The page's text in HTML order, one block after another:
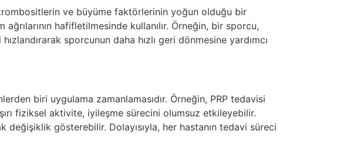
trombositlerin ve büyüme faktörlerinin yoğun olduğu bir
hafifletilmesinde kullanılır. Örneğin, bir sporcu,
sporcunun daha hızlı geri dönmesine yardımcı
biri uygulama zamanlamasıdır. Örneğin, PRP tedavisi
fiziksel aktivite, iyileşme sürecini olumsuz etkileyebilir.
değişiklik gösterebilir. Dolayısıyla, her hastanın tedavi süreci